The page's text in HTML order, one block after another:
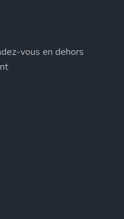
vous en dehors